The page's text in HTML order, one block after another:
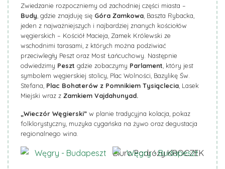
Zwiedzanie rozpoczniemy od zachodniej części miasta –
Budy , gdzie znajduję się Góra Zamkowa , Baszta Rybacka,
jeden z najważniejszych i najbardziej znanych kościołów
węgierskich – Kościół Macieja, Zamek Królewski ze
wschodnimi tarasami, z których można podziwiać
przeciwległy Peszt oraz Most Łańcuchowy. Następnie
odwiedzimy Peszt gdzie zobaczymy Parlament , który jest
symbolem węgierskiej stolicy, Plac Wolności, Bazylikę Św.
Stefana, Plac Bohaterów z Pomnikiem Tysiąclecia , Lasek
Miejski wraz z Zamkiem Vajdahunyad.
„Wieczór Węgierski” w planie tradycyjna kolacja, pokaz
folklorystyczny, muzyka cygańska na żywo oraz degustacja
regionalnego wina.
Biuro Podróży KROCZEK